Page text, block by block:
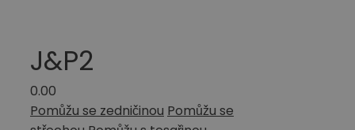
J&P2
0.00
Pomůžu se zedničinou Pomůžu se